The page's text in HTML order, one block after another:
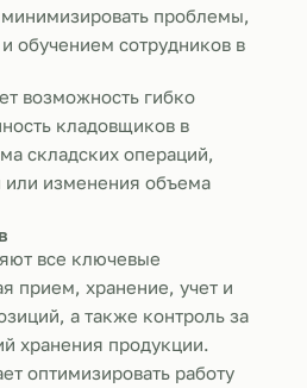
минимизировать проблемы,
обучением сотрудников в
возможность гибко
кладовщиков в
складских операций,
или изменения объема
все ключевые
прием, хранение, учет и
а также контроль за
хранения продукции.
оптимизировать работу